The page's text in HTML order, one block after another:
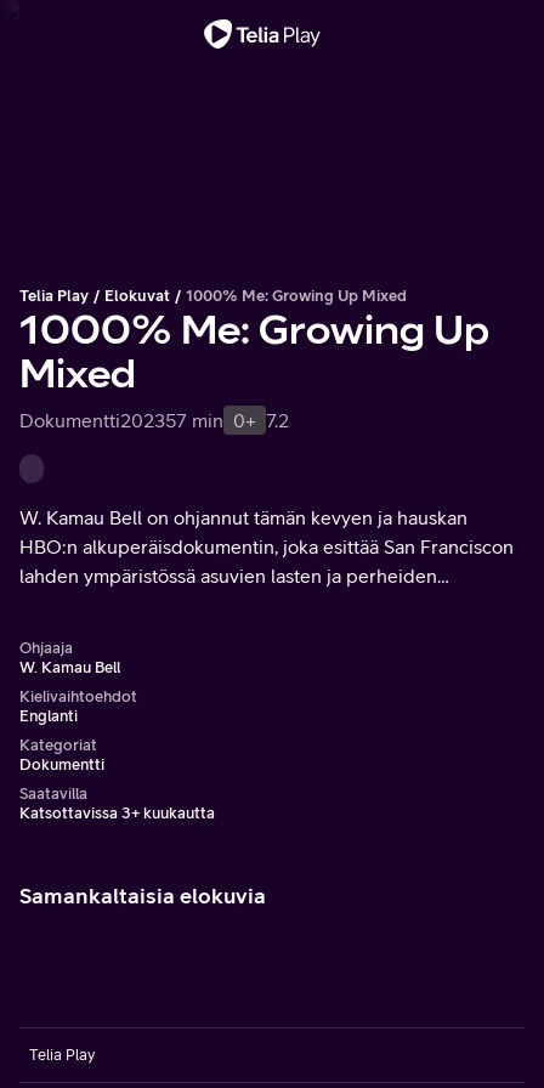
Telia Play Elokuvat 1000% Me: Growing Up Mixed
1000% Me: Growing Up
Mixed
Dokumentti202357 min 0+ 7.2
W. Kamau Bell on ohjannut tämän kevyen ja hauskan
HBO:n alkuperäisdokumentin, joka esittää San Franciscon
lahden ympäristössä asuvien lasten ja perheiden
Ohjaaja
W. Kamau Bell
Kielivaihtoehdot
Englanti
Kategoriat
Dokumentti
Saatavilla
Katsottavissa 3+ kuukautta
Samankaltaisia elokuvia
Telia Play